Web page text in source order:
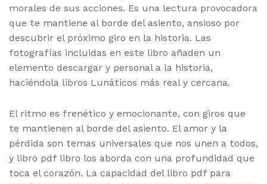
morales de sus acciones. Es una lectura provocadora
que te mantiene al borde del asiento, ansioso por
descubrir el próximo giro en la historia. Las
fotografías incluidas en este libro añaden un
elemento descargar y personal a la historia,
haciéndola libros Lunáticos más real y cercana.
El ritmo es frenético y emocionante, con giros que
te mantienen al borde del asiento. El amor y la
pérdida son temas universales que nos unen a todos,
y libro pdf libro los aborda con una profundidad que
toca el corazón. La capacidad del libro pdf para